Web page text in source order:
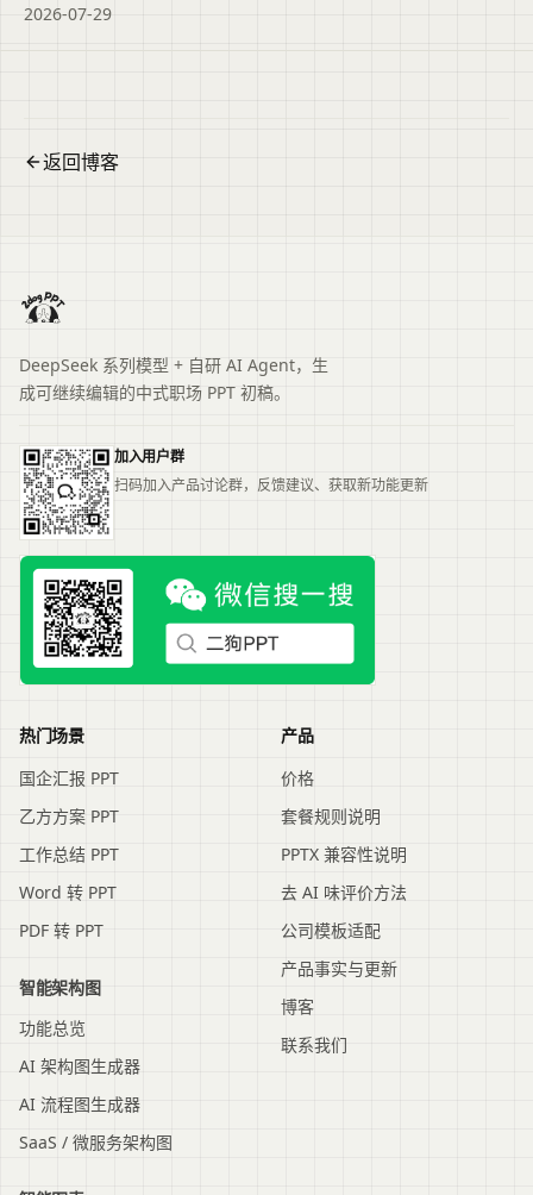
说明二狗PPT如何辅助结构化大纲与时间把控，帮助竞聘
2026-07-29
返回博客
DeepSeek 系列模型 + 自研 AI Agent，生
成可继续编辑的中式职场 PPT 初稿。
加入用户群
扫码加入产品讨论群，反馈建议、获取新功能更新
热门场景
国企汇报 PPT
乙方方案 PPT
工作总结 PPT
Word 转 PPT
PDF 转 PPT
智能架构图
功能总览
AI 架构图生成器
AI 流程图生成器
SaaS / 微服务架构图
产品
价格
套餐规则说明
PPTX 兼容性说明
去 AI 味评价方法
公司模板适配
产品事实与更新
博客
联系我们